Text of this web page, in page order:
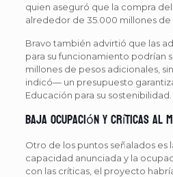
quien aseguró que la compra
alrededor de 35.000 millones de
Bravo también advirtió que las
para su funcionamiento podrían
millones de pesos adicionales,
indicó— un presupuesto
Educación para su sostenibilidad.
Baja ocupación y críticas al
Otro de los puntos señalados es
capacidad anunciada y la
con las críticas, el proyecto